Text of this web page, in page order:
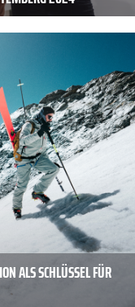
ALS SCHLÜSSEL FÜR